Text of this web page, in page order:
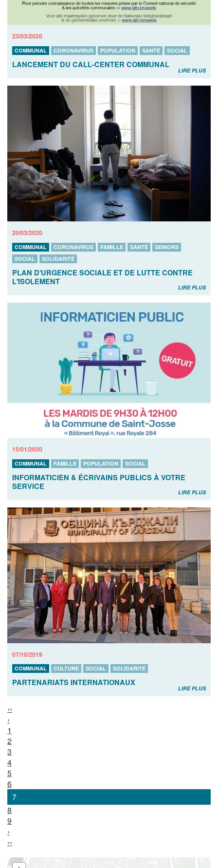
23/03/2020
COMMUNAL CORONAVIRUS POPULATION SANTÉ SOCIAL
LANCEMENT DU CALL-CENTER COMMUNAL
LIRE PLUS
20/03/2020
COMMUNAL CORONAVIRUS FAMILLE SANTÉ
SENIORS
SOCIAL
SOLIDARITÉ
PLAN D'URGENCE SOCIALE ET DE LUTTE CONTRE
L'ISOLEMENT
LIRE PLUS
15/01/2020
COMMUNAL FAMILLE POPULATION SOCIAL
INFORMATICIEN & ÉCRIVAINS PUBLICS À VOTRE
SERVICE
LIRE PLUS
07/10/2019
COMMUNAL CULTURE SOCIAL SOLIDARITÉ
PARTENARIATS INTERNATIONAUX
LIRE PLUS
‹‹
‹
1
2
3
4
5
6
7
8
9
›
››